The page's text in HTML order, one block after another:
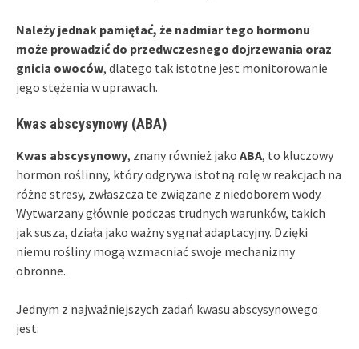
Należy jednak pamiętać, że nadmiar tego hormonu
może prowadzić do przedwczesnego dojrzewania oraz
gnicia owoców, dlatego tak istotne jest monitorowanie
jego stężenia w uprawach.
Kwas abscysynowy (ABA)
Kwas abscysynowy, znany również jako ABA, to kluczowy
hormon roślinny, który odgrywa istotną rolę w reakcjach na
różne stresy, zwłaszcza te związane z niedoborem wody.
Wytwarzany głównie podczas trudnych warunków, takich
jak susza, działa jako ważny sygnał adaptacyjny. Dzięki
niemu rośliny mogą wzmacniać swoje mechanizmy
obronne.
Jednym z najważniejszych zadań kwasu abscysynowego
jest: